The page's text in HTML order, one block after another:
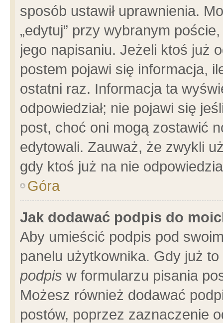
sposób ustawił uprawnienia.
„edytuj” przy wybranym
jego napisaniu. Jeżeli ktoś już
postem pojawi się informacja,
ostatni raz. Informacja ta
odpowiedział; nie pojawi się
post, choć oni mogą zostawić
edytowali. Zauważ, że zwykli
gdy ktoś już na nie
Góra
Jak dodawać podpis do
Aby umieścić podpis pod
panelu użytkownika. Gdy już
podpis w formularzu pisania
Możesz również dodawać
postów, poprzez zaznaczenie